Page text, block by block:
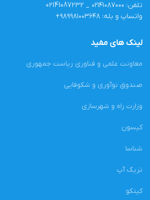
تلفن: ۰۲۱۴۱۰۸۷۰۰۰ _ 02141087232
واتساپ و بله: ۹۸۹۹۸۱۰۰۳۶۴۸+
لینک های مفید
معاونت علمی و فناوری ریاست جمهوری
صندوق نوآوری و شکوفایی
وزارت راه و شهرسازی
کیسون
شناسا
تریگ آپ
کیتکو